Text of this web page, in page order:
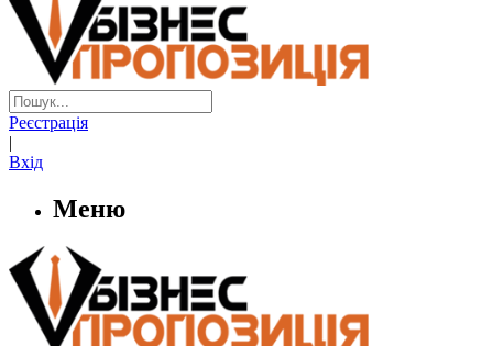
Реєстрація
|
Вхід
Меню